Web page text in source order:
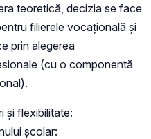
teoretică, decizia se face
filierele vocațională și
prin alegerea
(cu o componentă
și flexibilitate:
școlar: